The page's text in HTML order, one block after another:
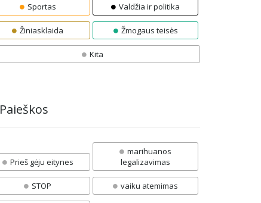
Sportas Valdžia ir politika
Žiniasklaida Žmogaus teisės
Kita
Paieškos
Prieš gėju eitynes
marihuanos
legalizavimas
STOP vaiku atemimas